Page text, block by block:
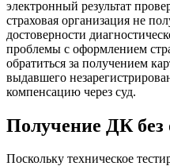
электронный результат
страховая организация не
достоверности
проблемы с оформлением
обратиться за получением
выдавшего
компенсацию через суд.
Получение ДК без
Поскольку техническое